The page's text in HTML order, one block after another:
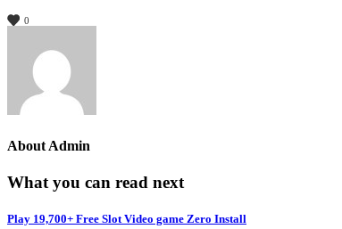
0
About Admin
What you can read next
Play 19,700+ Free Slot Video game Zero Install